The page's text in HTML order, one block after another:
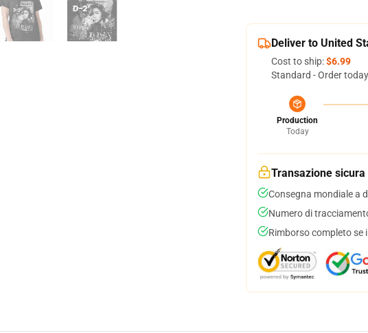
Deliver to United
Cost to ship:$6.99
Standard - Order
Production
Today
Transazione sicura
Consegna mondiale a
Numero di
Rimborso completo se